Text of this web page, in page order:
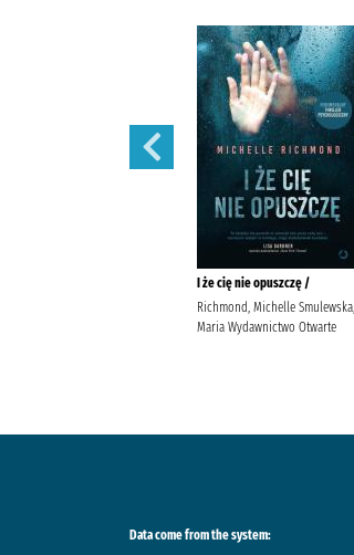
I że cię nie opuszczę /
Richmond, Michelle Smulewska,
Maria Wydawnictwo Otwarte
Data come from the system: